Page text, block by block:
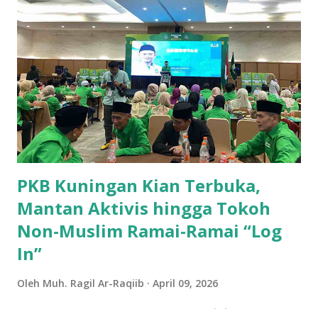
kisah cikal bakal terbentuknya nama Galaherang. Konon
katanya, pada waktu itu Mbah Buyut Arsanata
menancapkan sebuah tongkat dengan cara berjalan,
tongkat itu dimaksud untuk mencari sumber mata air yang
sekarang disebut sungai Cigalaherang. Desa Galaherang
memiliki luas wilayah ±32 km², berada diketinggian 1000-
1500 Mdpl dengan iklim tropis. Secara administratif terdiri
dari 6 Rukun Warga dan 11 Rukun Tetangga yang dibagi
dalam 6 Dusun. Desa ini memiliki popul...
PKB Kuningan Kian Terbuka,
Mantan Aktivis hingga Tokoh
Non-Muslim Ramai-Ramai “Log
In”
Oleh Muh. Ragil Ar-Raqiib April 09, 2026